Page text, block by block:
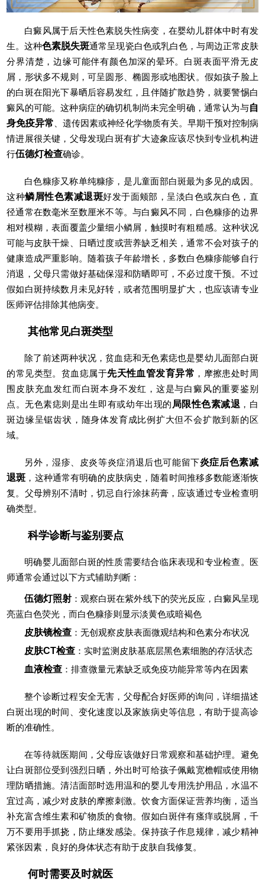
白癜风属于后天性色素脱失性病变，在婴幼儿群体中时有发
生。这种色素脱失斑通常呈现瓷白色或乳白色，与周边正常皮肤
分界清楚，边缘可能伴有颜色加深的晕环。白斑表面平滑无皮
屑，形状多不规则，可呈圆形、椭圆形或地图状。假如孩子脸上
的白斑在阳光下暴晒后容易发红，且伴随扩散趋势，就要警惕白
癜风的可能。这种病症的确切机制尚未完全明确，通常认为与自
身免疫异常 、遗传因素或神经化学物质有关。早期干预对控制病
情进展很关键，父母发现白斑有扩大迹象应该尽快到专业机构进
行伍德灯检查确诊。
白色糠疹又称单纯糠疹，是儿童面部白斑最为多见的成因。
这种鳞屑性色素减退斑好发于面颊部，呈淡白色或灰白色，直
径通常在数毫米至数厘米不等。与白癜风不同，白色糠疹的边界
相对模糊，表面覆盖少量细小鳞屑，触摸时有粗糙感。这种状况
可能与皮肤干燥、日晒过度或营养缺乏相关，通常不会对孩子的
健康造成严重影响。随着孩子年龄增长，多数白色糠疹能够自行
消退，父母只需做好基础保湿和防晒即可，不必过度干预。不过
假如白斑持续数月未见好转，或者范围明显扩大，也应该请专业
医师评估排除其他病变。
其他常见白斑类型
除了前述两种状况，贫血痣和无色素痣也是婴幼儿面部白斑
的常见类型。贫血痣属于先天性血管发育异常 ，摩擦患处时周
围皮肤充血发红而白斑本身不发红，这是与白癜风的重要鉴别
点。无色素痣则是出生即有或幼年出现的 局限性色素减退 ，白
斑边缘呈锯齿状，随身体发育成比例扩大但不会扩散到新的区
域。
另外，湿疹、皮炎等炎症消退后也可能留下炎症后色素减
退斑 ，这种通常有明确的皮肤病史，随着时间推移多数能逐渐恢
复。父母辨别不清时，切忌自行涂抹药膏，应该通过专业检查明
确类型。
科学诊断与鉴别要点
明确婴儿面部白斑的性质需要结合临床表现和专业检查。医
师通常会通过以下方式辅助判断：
伍德灯照射 ：观察白斑在紫外线下的荧光反应，白癜风呈现
亮蓝白色荧光，而白色糠疹则显示淡黄色或暗褐色
皮肤镜检查 ：无创观察皮肤表面微观结构和色素分布状况
皮肤CT检查 ：实时监测皮肤基底层黑色素细胞的存活状态
血液检查 ：排查微量元素缺乏或免疫功能异常等内在因素
整个诊断过程安全无害，父母配合好医师的询问，详细描述
白斑出现的时间、变化速度以及家族病史等信息，有助于提高诊
断的准确性。
在等待就医期间，父母应该做好日常观察和基础护理。避免
让白斑部位受到强烈日晒，外出时可给孩子佩戴宽檐帽或使用物
理防晒措施。清洁面部时选用温和的婴儿专用洗护用品，水温不
宜过高，减少对皮肤的摩擦刺激。饮食方面保证营养均衡，适当
补充富含维生素和矿物质的食物。假如白斑伴有瘙痒或脱屑，千
万不要用手抓挠，防止继发感染。保持孩子作息规律，减少精神
紧张因素，良好的身体状态有助于皮肤自我修复。
何时需要及时就医